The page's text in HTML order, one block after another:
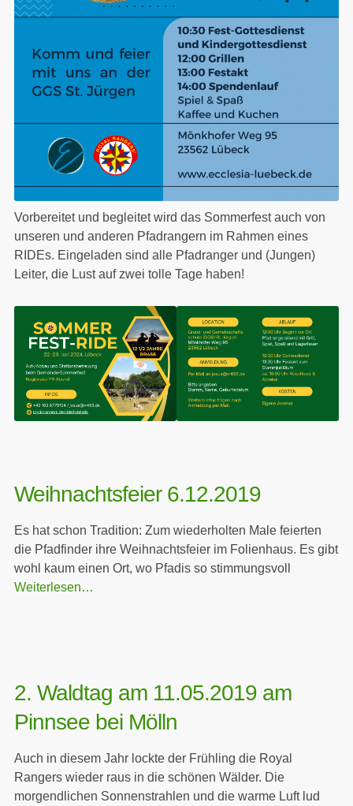
Vorbereitet und begleitet wird das Sommerfest auch von
unseren und anderen Pfadrangern im Rahmen eines
RIDEs. Eingeladen sind alle Pfadranger und (Jungen)
Leiter, die Lust auf zwei tolle Tage haben!
Weihnachtsfeier 6.12.2019
Es hat schon Tradition: Zum wiederholten Male feierten
die Pfadfinder ihre Weihnachtsfeier im Folienhaus. Es gibt
wohl kaum einen Ort, wo Pfadis so stimmungsvoll
Weiterlesen…
2. Waldtag am 11.05.2019 am
Pinnsee bei Mölln
Auch in diesem Jahr lockte der Frühling die Royal
Rangers wieder raus in die schönen Wälder. Die
morgendlichen Sonnenstrahlen und die warme Luft lud